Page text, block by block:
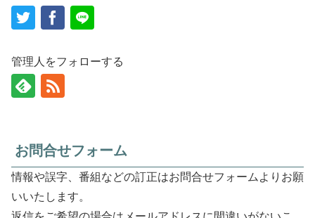
管理人をフォローする
お問合せフォーム
情報や誤字、番組などの訂正はお問合せフォームよりお願
いいたします。